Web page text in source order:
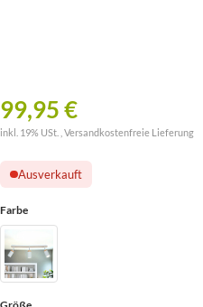
99,95 €
inkl. 19% USt. , Versandkostenfreie Lieferung
Ausverkauft
Farbe